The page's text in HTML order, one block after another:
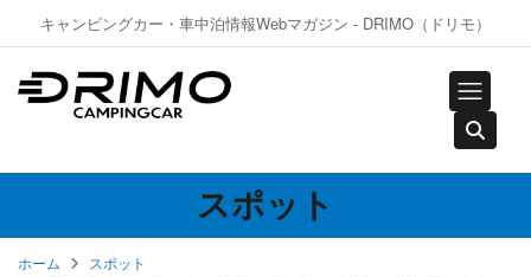
キャンピングカー・車中泊情報Webマガジン - DRIMO（ドリモ）
スポット
ホーム
スポット